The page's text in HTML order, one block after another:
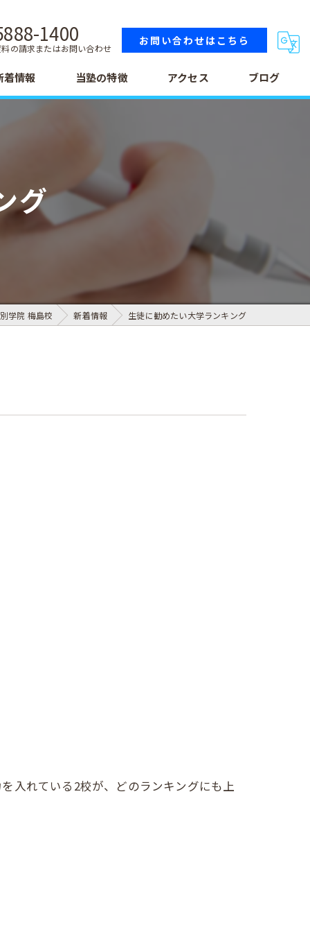
1400
の請求またはお問い合わせ
お問い合わせはこちら
着情報 当塾の特徴
高校生
テスト
アクセス ブログ
グ
学院 梅島校 新着情報 生徒に勧めたい大学ランキング
入れている2校が、どのランキングにも上